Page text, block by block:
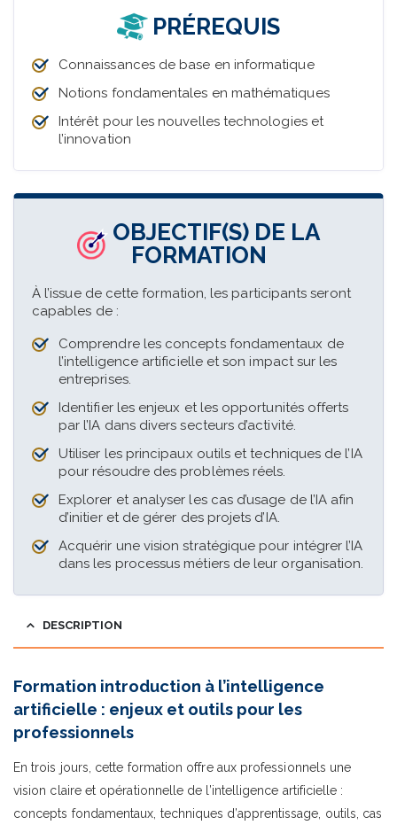
PRÉREQUIS
Connaissances de base en informatique
Notions fondamentales en mathématiques
Intérêt pour les nouvelles technologies et
l’innovation
OBJECTIF(S) DE LA
FORMATION
À l’issue de cette formation, les participants seront
capables de :
Comprendre les concepts fondamentaux de
l’intelligence artificielle et son impact sur les
entreprises.
Identifier les enjeux et les opportunités offerts
par l’IA dans divers secteurs d’activité.
Utiliser les principaux outils et techniques de l’IA
pour résoudre des problèmes réels.
Explorer et analyser les cas d’usage de l’IA afin
d’initier et de gérer des projets d’IA.
Acquérir une vision stratégique pour intégrer l’IA
dans les processus métiers de leur organisation.
DESCRIPTION
Formation introduction à l’intelligence
artificielle : enjeux et outils pour les
professionnels
En trois jours, cette formation offre aux professionnels une
vision claire et opérationnelle de l’intelligence artificielle :
concepts fondamentaux, techniques d’apprentissage, outils, cas